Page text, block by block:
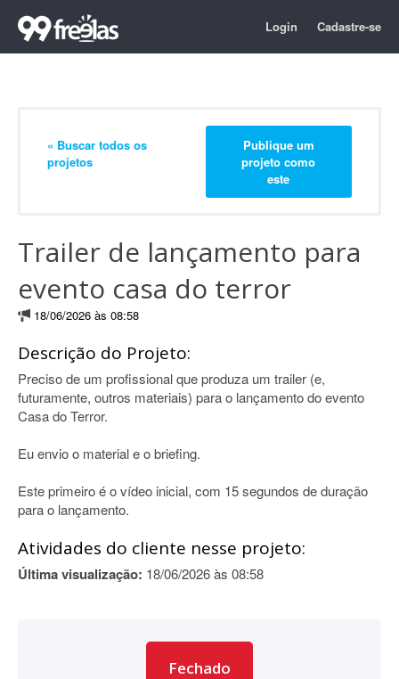
Login Cadastre-se
« Buscar todos os
projetos
Publique um
projeto como
este
Trailer de lançamento para
evento casa do terror
18/06/2026 às 08:58
Descrição do Projeto:
Preciso de um profissional que produza um trailer (e,
futuramente, outros materiais) para o lançamento do evento
Casa do Terror.
Eu envio o material e o briefing.
Este primeiro é o vídeo inicial, com 15 segundos de duração
para o lançamento.
Atividades do cliente nesse projeto:
Última visualização: 18/06/2026 às 08:58
Fechado